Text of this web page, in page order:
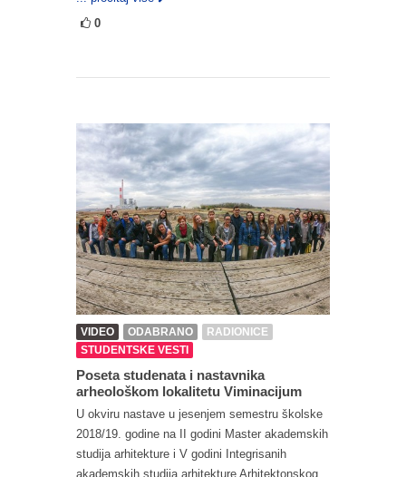
0
VIDEO ODABRANO
RADIONICE
STUDENTSKE VESTI
Poseta studenata i nastavnika
arheološkom lokalitetu Viminacijum
U okviru nastave u jesenjem semestru školske
2018/19. godine na II godini Master akademskih
studija arhitekture i V godini Integrisanih
akademskih studija arhitekture Arhitektonskog